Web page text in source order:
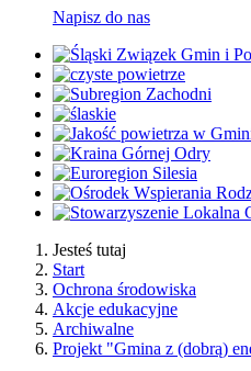
Napisz do nas
Jesteś tutaj
Start
Ochrona środowiska
Akcje edukacyjne
Archiwalne
Projekt "Gmina z (dobrą)